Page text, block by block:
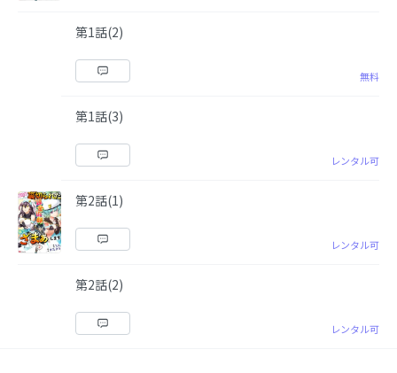
第1話(2)
無料
第1話(3)
レンタル可
第2話(1)
レンタル可
第2話(2)
レンタル可